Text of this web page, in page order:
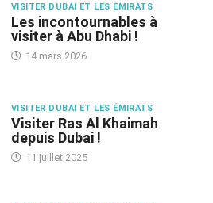
VISITER DUBAI ET LES ÉMIRATS
Les incontournables à
visiter à Abu Dhabi !
14 mars 2026
VISITER DUBAI ET LES ÉMIRATS
Visiter Ras Al Khaimah
depuis Dubai !
11 juillet 2025